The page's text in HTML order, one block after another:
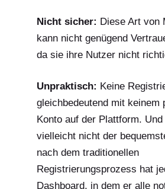
Nicht sicher: Diese Art von
kann nicht genügend
da sie ihre Nutzer nicht
Unpraktisch: Keine
gleichbedeutend mit keinem
Konto auf der Plattform.
vielleicht nicht der
nach dem traditionellen
Registrierungsprozess hat
Dashboard, in dem er alle